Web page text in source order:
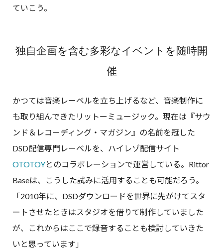
ていこう。
独自企画を含む多彩なイベントを随時開
催
かつては音楽レーベルを立ち上げるなど、音楽制作に
も取り組んできたリットーミュージック。現在は『サウ
ンド＆レコーディング・マガジン』の名前を冠した
DSD配信専門レーベルを、ハイレゾ配信サイト
OTOTOYとのコラボレーションで運営している。Rittor
Baseは、こうした試みに活用することも可能だろう。
「2010年に、DSDダウンロードを世界に先がけてスタ
ートさせたときはスタジオを借りて制作していました
が、これからはここで録音することも検討していきた
いと思っています」